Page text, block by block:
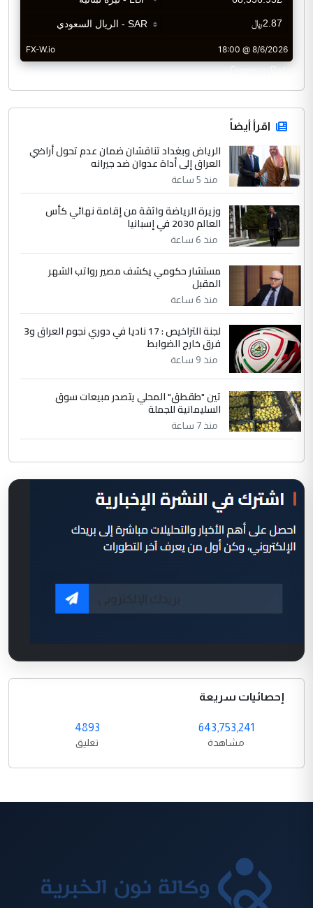
CurrencyRate
اقرأ أيضاً
الرياض وبغداد تناقشان ضمان عدم تحول أراضي
العراق إلى أداة عدوان ضد جيرانه
منذ 5 ساعة
وزيرة الرياضة واثقة من إقامة نهائي كأس
العالم 2030 في إسبانيا
منذ 6 ساعة
مستشار حكومي يكشف مصير رواتب الشهر
المقبل
منذ 6 ساعة
لجنة التراخيص : 17 ناديا في دوري نجوم العراق و3
فرق خارج الضوابط
منذ 9 ساعة
تين "طقطق" المحلي يتصدر مبيعات سوق
السليمانية للجملة
منذ 7 ساعة
إحصائيات سريعة
643,753,241
مشاهدة
4893
تعليق